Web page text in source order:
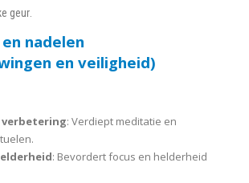
geur.
nadelen
en veiligheid)
: Verdiept meditatie en
: Bevordert focus en helderheid